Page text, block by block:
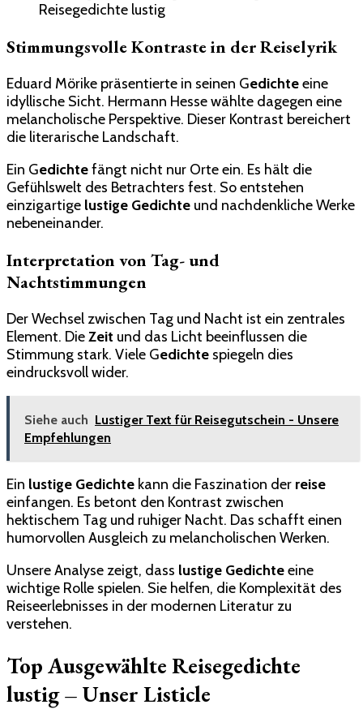
Reisegedichte lustig
Stimmungsvolle Kontraste in der Reiselyrik
Eduard Mörike präsentierte in seinen Gedichteeine
idyllische Sicht. Hermann Hesse wählte dagegen eine
melancholische Perspektive. Dieser Kontrast bereichert
die literarische Landschaft.
Ein Gedichtefängt nicht nur Orte ein. Es hält die
Gefühlswelt des Betrachters fest. So entstehen
einzigartige lustige Gedichte und nachdenkliche Werke
nebeneinander.
Interpretation von Tag- und
Nachtstimmungen
Der Wechsel zwischen Tag und Nacht ist ein zentrales
Element. DieZeit und das Licht beeinflussen die
Stimmung stark. Viele Gedichte spiegeln dies
eindrucksvoll wider.
Siehe auch Lustiger Text für Reisegutschein - Unsere
Empfehlungen
Ein lustige Gedichte kann die Faszination der reise
einfangen. Es betont den Kontrast zwischen
hektischem Tag und ruhiger Nacht. Das schafft einen
humorvollen Ausgleich zu melancholischen Werken.
Unsere Analyse zeigt, dass lustige Gedichteeine
wichtige Rolle spielen. Sie helfen, die Komplexität des
Reiseerlebnisses in der modernen Literatur zu
verstehen.
Top Ausgewählte Reisegedichte
lustig – Unser Listicle